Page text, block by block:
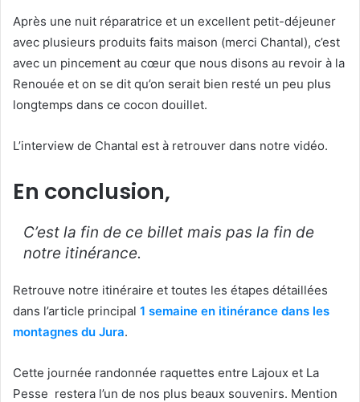
Après une nuit réparatrice et un excellent petit-déjeuner
avec plusieurs produits faits maison (merci Chantal), c’est
avec un pincement au cœur que nous disons au revoir à la
Renouée et on se dit qu’on serait bien resté un peu plus
longtemps dans ce cocon douillet.
L’interview de Chantal est à retrouver dans notre vidéo.
En conclusion,
C’est la fin de ce billet mais pas la fin de
notre itinérance.
Retrouve notre itinéraire et toutes les étapes détaillées
dans l’article principal 1 semaine en itinérance dans les
montagnes du Jura.
Cette journée randonnée raquettes entre Lajoux et La
Pesse restera l’un de nos plus beaux souvenirs. Mention